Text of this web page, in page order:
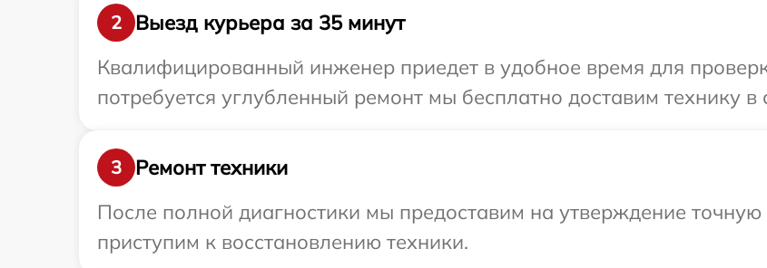
2
Выезд курьера за 35 минут
Квалифицированный инженер приедет в удобное время для
потребуется углубленный ремонт мы бесплатно доставим технику
3
Ремонт техники
После полной диагностики мы предоставим на утверждение
приступим к восстановлению техники.